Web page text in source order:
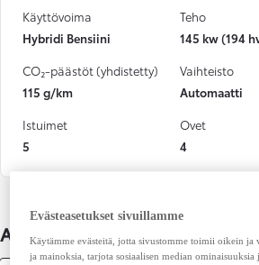
Käyttövoima
Hybridi Bensiini
Teho
145 kw (194
CO₂-päästöt (yhdistetty)
115 g/km
Vaihteisto
Automaatti
Istuimet
5
Ovet
4
Auton lisätiedot
Evästeasetukset sivuillamme
Käytämme evästeitä, jotta sivustomme toimii oikein ja
ja mainoksia, tarjota sosiaalisen median ominaisuuksia